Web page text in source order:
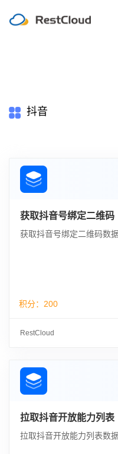
抖音
获取抖音号绑定二维码
获取抖音号绑定二维码数
积分： 200
RestCloud
拉取抖音开放能力列表
拉取抖音开放能力列表数